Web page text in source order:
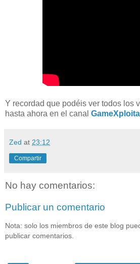
Y recordad que podéis ver todos los
hasta ahora en el canal
Zed at 23:12
Compartir
No hay comentarios:
Publicar un comentario
Nota: solo los miembros de este blog
publicar comentarios.